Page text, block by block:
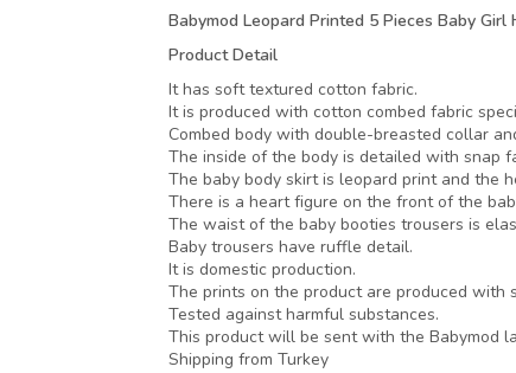
Babymod Leopard Printed 5 Pieces Baby
Product Detail
It has soft textured cotton fabric.
It is produced with cotton combed fabric
Combed body with double-breasted collar
The inside of the body is detailed with snap
The baby body skirt is leopard print and the
There is a heart figure on the front of the
The waist of the baby booties trousers is
Baby trousers have ruffle detail.
It is domestic production.
The prints on the product are produced with
Tested against harmful substances.
This product will be sent with the Babymod
Shipping from Turkey